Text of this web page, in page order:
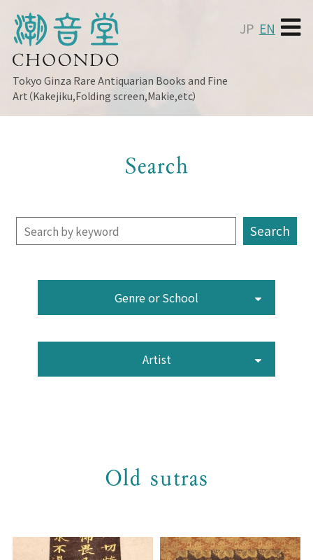
Tokyo Ginza Rare Antiquarian Books and Fine
Art（Kakejiku,Folding screen,Makie,etc）
JP EN
Search
Genre or School
Artist
Old sutras